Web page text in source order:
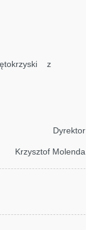
z
Dyrektor
Krzysztof Molenda